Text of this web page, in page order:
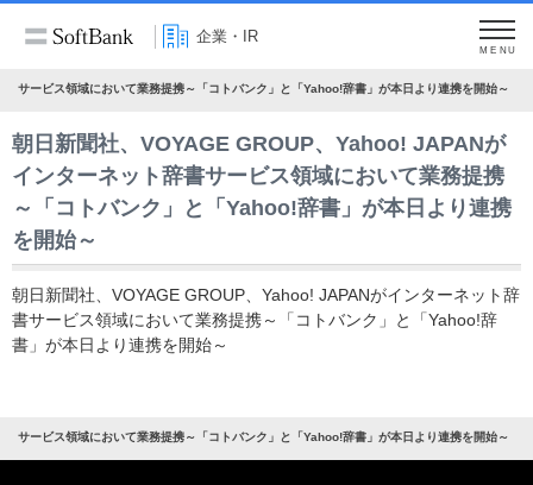
企業・IR
MENU
サービス領域において業務提携～「コトバンク」と「Yahoo!辞書」が本日より連携を開始～
朝日新聞社、VOYAGE GROUP、Yahoo! JAPANが
インターネット辞書サービス領域において業務提携
～「コトバンク」と「Yahoo!辞書」が本日より連携
を開始～
朝日新聞社、VOYAGE GROUP、Yahoo! JAPANがインターネット辞
書サービス領域において業務提携～「コトバンク」と「Yahoo!辞
書」が本日より連携を開始～
サービス領域において業務提携～「コトバンク」と「Yahoo!辞書」が本日より連携を開始～